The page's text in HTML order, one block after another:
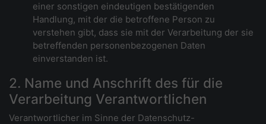
einer sonstigen eindeutigen bestätigenden
Handlung, mit der die betroffene Person zu
verstehen gibt, dass sie mit der Verarbeitung der sie
betreffenden personenbezogenen Daten
einverstanden ist.
2. Name und Anschrift des für die
Verarbeitung Verantwortlichen
Verantwortlicher im Sinne der Datenschutz-